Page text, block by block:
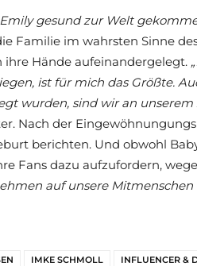
gesund zur Welt
Familie im wahrsten Sinne
Hände aufeinandergelegt.
ist für mich das Größte.
wurden, sind wir an
Nach der
berichten. Und obwohl
Fans dazu aufzufordern,
auf unsere
IMKE SCHMOLL INFLUENCER &